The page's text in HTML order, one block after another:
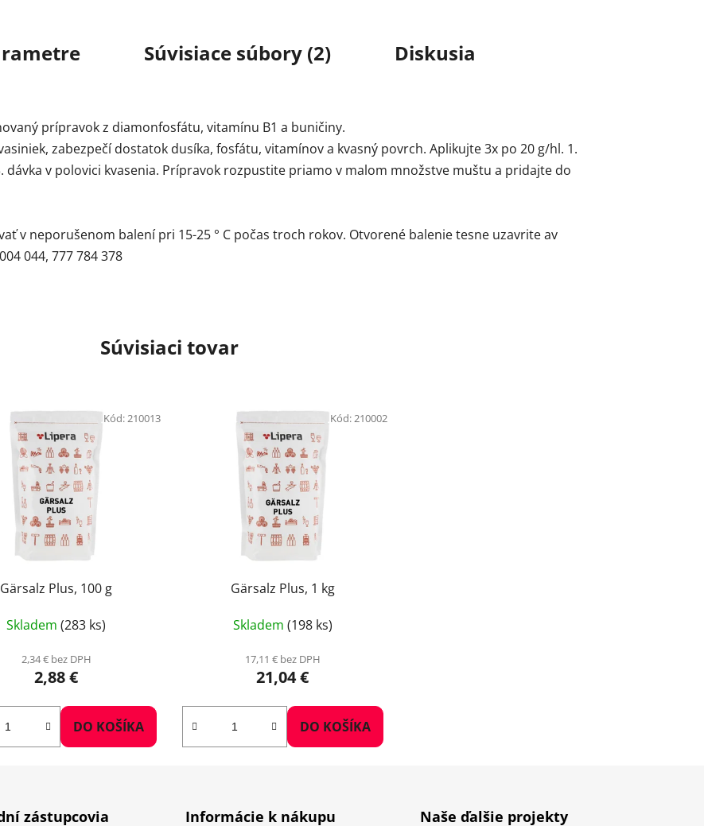
Súvisiace súbory (2) Diskusia
prípravok z diamonfosfátu, vitamínu B1 a buničiny.
zabezpečí dostatok dusíka, fosfátu, vitamínov a kvasný povrch. Aplikujte 3x po 20 g/hl. 1.
dávka v polovici kvasenia. Prípravok rozpustite priamo v malom množstve muštu a pridajte do
v neporušenom balení pri 15-25 ° C počas troch rokov. Otvorené balenie tesne uzavrite av
044, 777 784 378
Súvisiaci tovar
Gärsalz Plus, 100 g
Skladem(283 ks)
2,34 € bez DPH
2,88 €
DO KOŠÍKA
Kód:210013
Gärsalz Plus, 1 kg
Skladem (198 ks)
17,11 € bez DPH
21,04 €
DO KOŠÍKA
Kód:210002
zástupcovia Informácie k nákupu Naše ďalšie projekty